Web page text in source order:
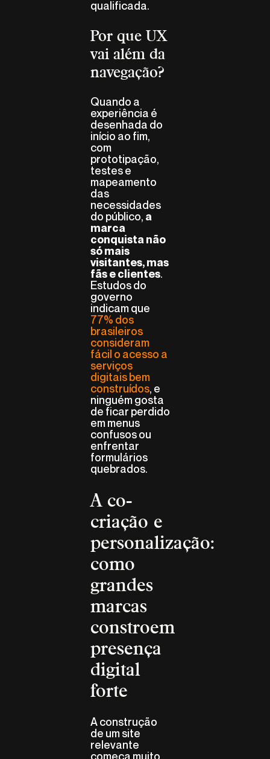
qualificada.
Por que UX
vai além da
navegação?
Quando a
experiência é
desenhada do
início ao fim,
com
prototipação,
testes e
mapeamento
das
necessidades
do público, a
marca
conquista não
só mais
visitantes, mas
fãs e clientes.
Estudos do
governo
indicam que
77% dos
brasileiros
consideram
fácil o acesso a
serviços
digitais bem
construídos, e
ninguém gosta
de ficar perdido
em menus
confusos ou
enfrentar
formulários
quebrados.
A co-
criação e
personalização:
como
grandes
marcas
constroem
presença
digital
forte
A construção
de um site
relevante
começa muito